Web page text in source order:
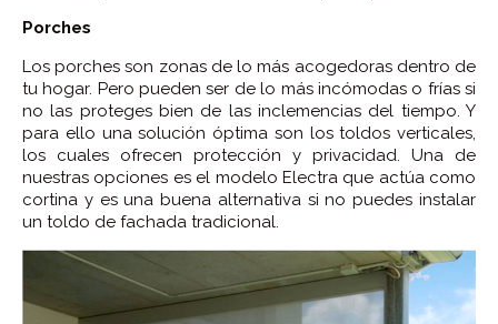
Porches
Los porches son zonas de lo más acogedoras dentro de
tu hogar. Pero pueden ser de lo más incómodas o frías si
no las proteges bien de las inclemencias del tiempo. Y
para ello una solución óptima son los toldos verticales,
los cuales ofrecen protección y privacidad. Una de
nuestras opciones es el modelo Electra que actúa como
cortina y es una buena alternativa si no puedes instalar
un toldo de fachada tradicional.